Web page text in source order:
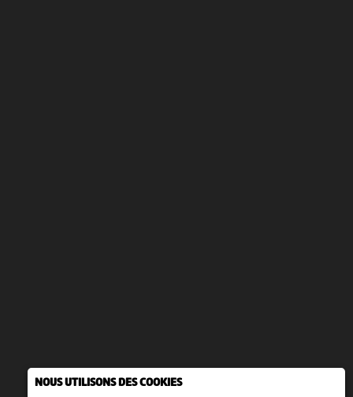
NOUS UTILISONS DES COOKIES